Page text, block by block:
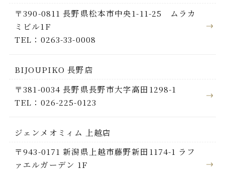
〒390-0811 長野県松本市中央1-11-25 ムラカ
ミビル1F
TEL：0263-33-0008
BIJOUPIKO 長野店
〒381-0034 長野県長野市大字高田1298-1
TEL：026-225-0123
ジェンメオミィム 上越店
〒943-0171 新潟県上越市藤野新田1174-1 ラフ
ァエルガーデン 1F